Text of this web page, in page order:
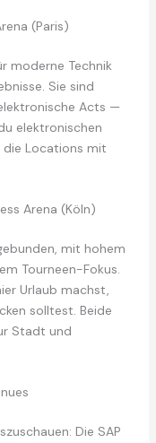
(Paris)
moderne Technik
Sie sind
Acts —
elektronischen
Locations mit
Arena (Köln)
mit hohem
Tourneen-Fokus.
Urlaub machst,
solltest. Beide
Stadt und
Die SAP